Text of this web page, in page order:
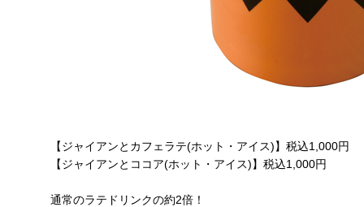
【ジャイアンとカフェラテ(ホット・アイス)】税込1,000円
【ジャイアンとココア(ホット・アイス)】税込1,000円
通常のラテドリンクの約2倍！